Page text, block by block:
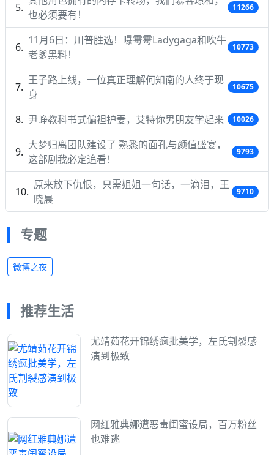
也必须要有！
11266
11月6日：川普胜选！曝霉霉Ladygaga和吹牛
老爹黑料！
10773
王子路上线，一位真正理解何知南的人终于现
身
10675
尹峥教科书式偏袒护妻，艾特你男朋友学起来 10026
大梦归离团队建设了 熟悉的面孔与颜值盛宴，
这部剧我必定追看！
9793
原来放下仇恨，只需姐姐一句话，一滴泪，王
晓晨
9710
专题
微博之夜
推荐生活
尤靖茹花开锦绣疯批美学，左氏割裂感
演到极致
网红雅典娜遭恶毒闺蜜设局，百万粉丝
也难逃